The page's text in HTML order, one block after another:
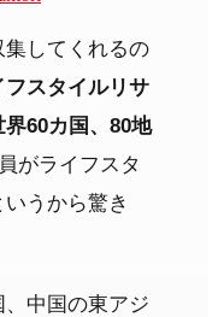
してくれるの
スタイルリサ
60カ国、80地
がライフスタ
うから驚き
中国の東アジ